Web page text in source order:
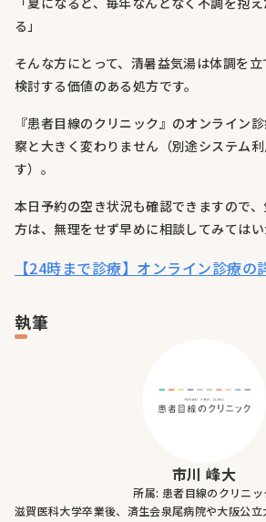
る」
そんな方にとって、清暑益気湯は体調を
検討する価値のある処方です。
『患者目線のクリニック』のオンライン
察と大きく変わりません（別途システム
す）。
本日予約の空き状況も確認できますので
方は、無理をせず早めに相談してみてはい
【24時まで診療】オンライン診療の
執筆
市川 峰大
所属: 患者目線のクリニッ
滋賀医科大学卒業後、済生会泉尾病院や大阪公